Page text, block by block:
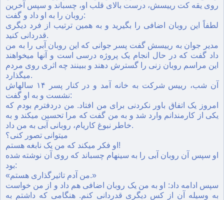
روى یقه کت رییسش، درست بالاى قلب او، چسباند و سپس آخرین
روبان را به او داد و گفت:
لطفاً این روبان اضافی را بگیرید و به همین ترتیب از فرد دیگرى
قدردانى کنید.
مدیر جوان به رییسش گفت پسر جوانى که این روبان آبى را به من
داد گفت که در حال انجام یک پروژه درسى است و آنها میخواهند
این مراسم روبان زنى را گسترش دهند و ببینند چه اثرى روى مردم
میگذارد.
آن شب، رییس شرکت به خانه آمد و در کنار پسر ١۴ سالهاش
نشست و به او گفت:
امروز یک اتفاق باور نکردنى براى من افتاد. من دردفترم بودم که
یکى از کارمندانم وارد شد و به من گفت که مرا تحسین میکند و به
خاطر نبوغ کاریام، روبانى آبى به من داد.
میتوانى تصور کنی؟
او فکر میکند که من یک نابغه هستم!
او سپس آن روبان آبى را به سینهام چسباند که روى آن نوشته شده
بود:
«من آدم تاثیرگذارى هستم.»
سپس ادامه داد: او به من یک روبان اضافى هم داد و از من خواست
به وسیله آن از کس دیگرى قدردانى کنم. هنگامى که داشتم به